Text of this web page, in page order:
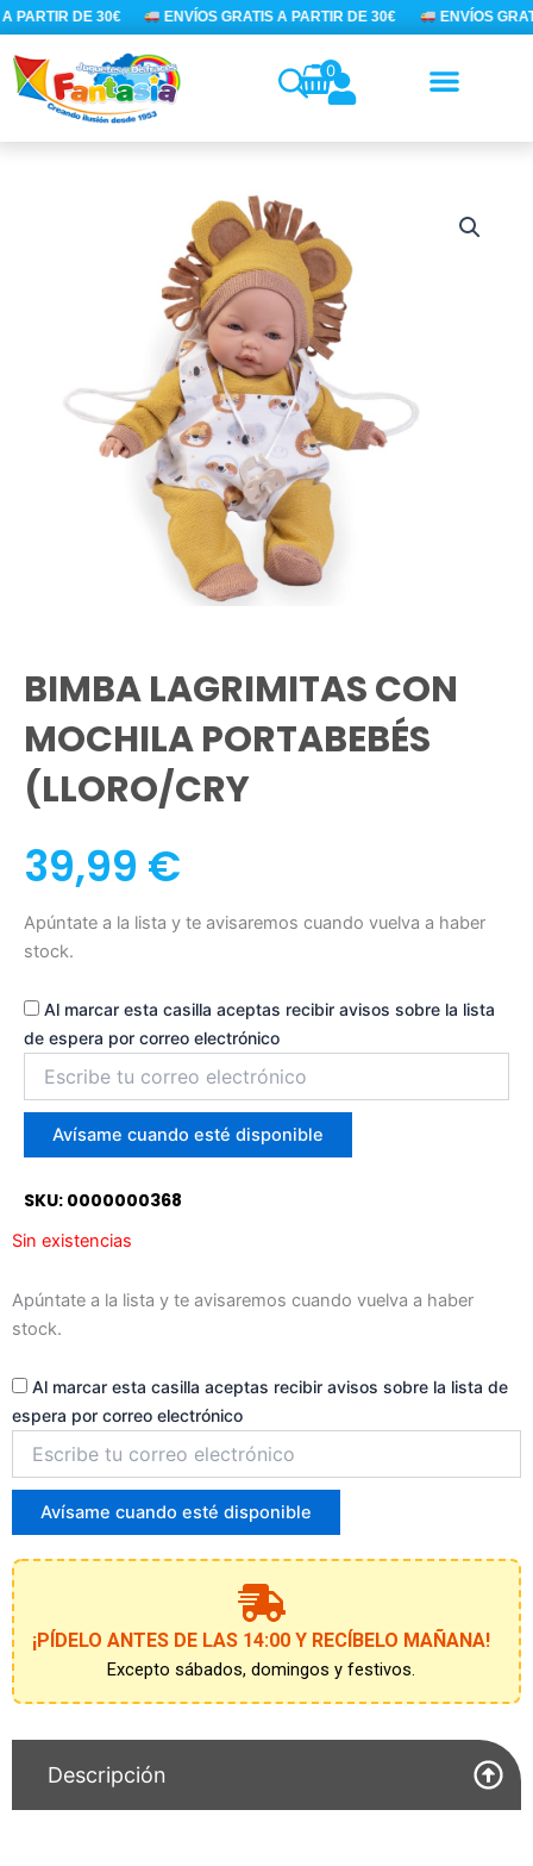
Ir
al
contenido
PARTIR DE 30€ ENVÍOS GRATIS A PARTIR DE 30€ ENVÍOS
0
BIMBA LAGRIMITAS CON
MOCHILA PORTABEBÉS
(LLORO/CRY
39,99 €
Apúntate a la lista y te avisaremos cuando vuelva a haber
stock.
Al marcar esta casilla aceptas recibir avisos sobre la lista
de espera por correo electrónico
correo
para
unirte
la
lista
de
Avísame cuando esté disponible
SKU: 0000000368
Sin existencias
Apúntate a la lista y te avisaremos cuando vuelva a haber
stock.
Al marcar esta casilla aceptas recibir avisos sobre la lista de
espera por correo electrónico
correo
para
unirte
a
la
lista
de
espera
Avísame cuando esté disponible
¡PÍDELO ANTES DE LAS 14:00 Y RECÍBELO MAÑANA!
Excepto sábados, domingos y festivos.
Descripción